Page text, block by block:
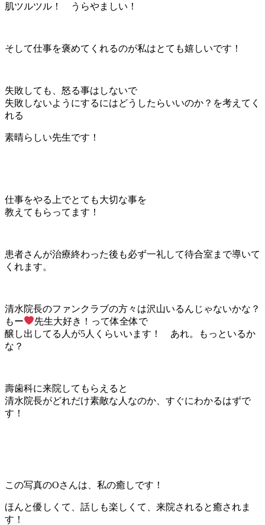
肌ツルツル！ うらやましい！
そして仕事を褒めてくれるのが私はとても嬉しいです！
失敗しても、怒る事はしないで
失敗しないようにするにはどうしたらいいのか？を考えてく
れる
素晴らしい先生です！
仕事をやる上でとても大切な事を
教えてもらってます！
患者さんが治療終わった後も必ず一礼して待合室まで導いて
くれます。
清水院長のファンクラブの方々は沢山いるんじゃないかな？
もー
先生大好き！って体全体で
醸し出してる人が5人くらいいます！ あれ。もっといるか
な？
壽歯科に来院してもらえると
清水院長がどれだけ素敵な人なのか、すぐにわかるはずで
す！
この写真のOさんは、私の癒しです！
ほんと優しくて、話しも楽しくて、来院されると癒されま
す！